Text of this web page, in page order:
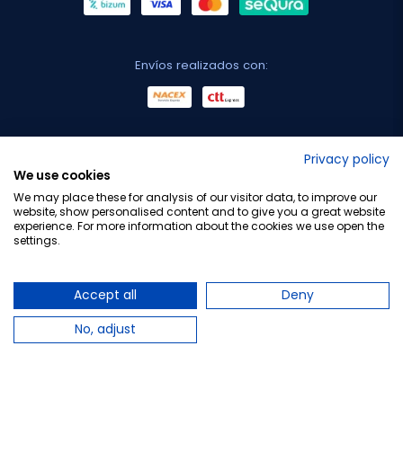
Envíos realizados con:
Privacy policy
We use cookies
We may place these for analysis of our visitor data, to improve our
website, show personalised content and to give you a great website
experience. For more information about the cookies we use open the
settings.
Accept all
Deny
No, adjust